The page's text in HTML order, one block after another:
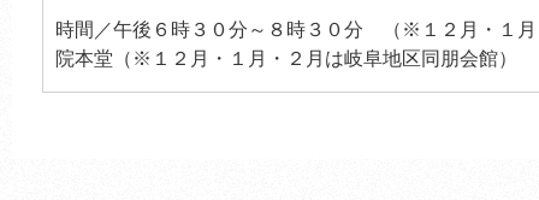
時間／午後６時３０分～８時３０分 （※１２月・１月
院本堂（※１２月・１月・２月は岐阜地区同朋会館）